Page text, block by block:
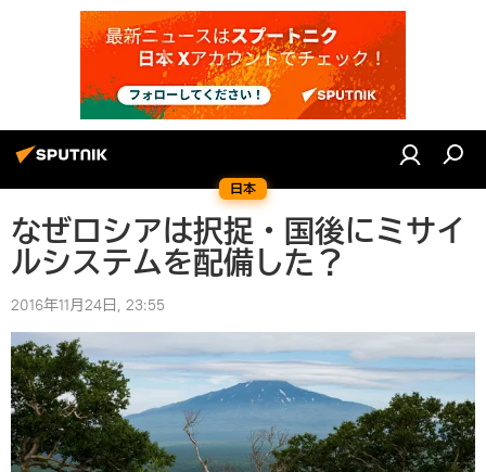
日本
なぜロシアは択捉・国後にミサイ
ルシステムを配備した？
2016年11月24日, 23:55